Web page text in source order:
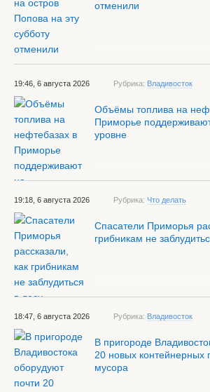
отменили
19:46, 6 августа 2026 Рубрика: Владивосток
Объёмы топлива на
Приморье
уровне
19:18, 6 августа 2026 Рубрика: Что делать
Спасатели Приморья
грибникам не
18:47, 6 августа 2026 Рубрика: Владивосток
В пригороде
20 новых контейнерных
мусора